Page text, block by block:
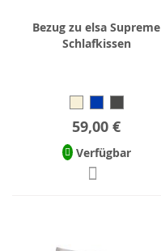
Bezug zu elsa Supreme
Schlafkissen
59,00 €
Verfügbar